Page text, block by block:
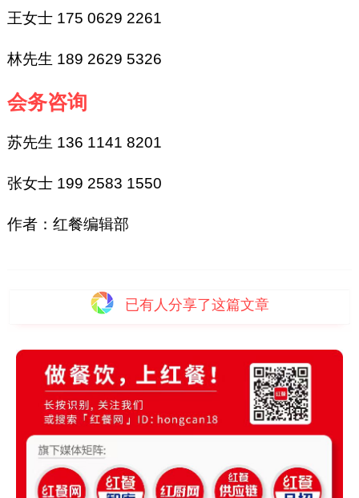
王女士 175 0629 2261
林先生 189 2629 5326
会务咨询
苏先生 136 1141 8201
张女士 199 2583 1550
作者：红餐编辑部
已有 人分享了这篇文章